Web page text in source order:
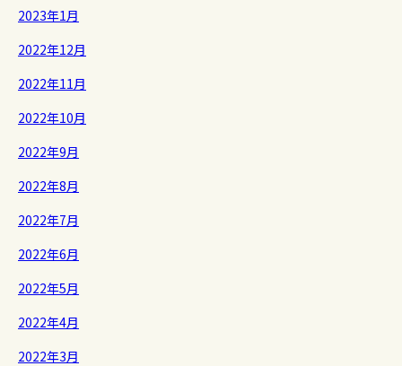
2023年1月
2022年12月
2022年11月
2022年10月
2022年9月
2022年8月
2022年7月
2022年6月
2022年5月
2022年4月
2022年3月